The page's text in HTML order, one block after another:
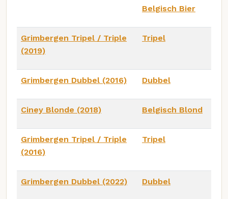
Belgisch Bier
Grimbergen Tripel / Triple
(2019)
Tripel
Grimbergen Dubbel (2016) Dubbel
Ciney Blonde (2018) Belgisch Blond
Grimbergen Tripel / Triple
(2016)
Tripel
Grimbergen Dubbel (2022) Dubbel